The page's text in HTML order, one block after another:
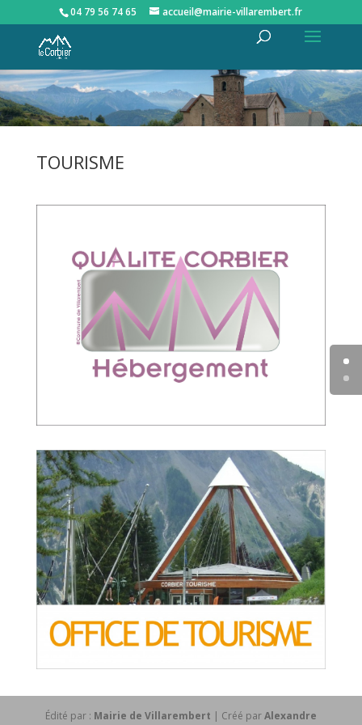
04 79 56 74 65 accueil@mairie-villarembert.fr
TOURISME
Édité par : Mairie de Villarembert | Créé parAlexandre